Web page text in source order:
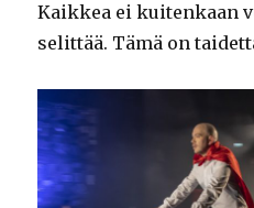
Kaikkea ei kuitenkaan
selittää. Tämä on